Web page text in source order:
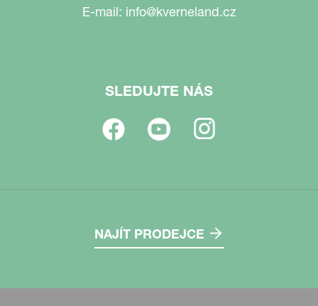
E-mail: info@kverneland.cz
SLEDUJTE NÁS
NAJÍT PRODEJCE